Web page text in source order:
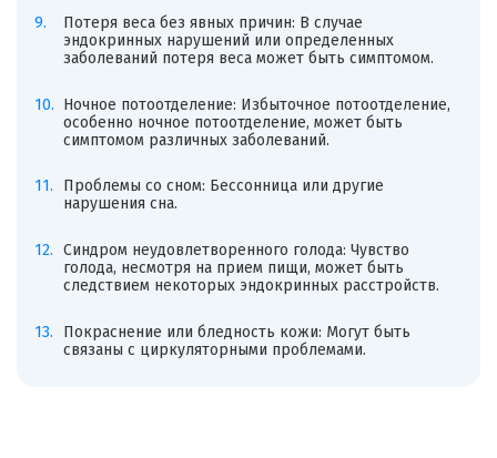
Потеря веса без явных причин: В случае
эндокринных нарушений или определенных
заболеваний потеря веса может быть симптомом.
Ночное потоотделение: Избыточное потоотделение,
особенно ночное потоотделение, может быть
симптомом различных заболеваний.
Проблемы со сном: Бессонница или другие
нарушения сна.
Синдром неудовлетворенного голода: Чувство
голода, несмотря на прием пищи, может быть
следствием некоторых эндокринных расстройств.
Покраснение или бледность кожи: Могут быть
связаны с циркуляторными проблемами.